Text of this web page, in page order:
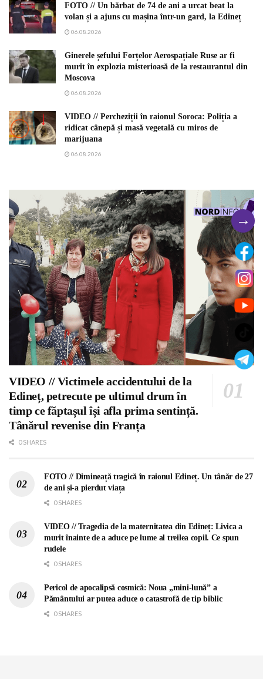
FOTO // Un bărbat de 74 de ani a urcat beat la
volan și a ajuns cu mașina într-un gard, la Edineț
06.08.2026
Ginerele șefului Forțelor Aerospațiale Ruse ar fi
murit în explozia misterioasă de la restaurantul din
Moscova
06.08.2026
VIDEO // Percheziții în raionul Soroca: Poliția a
ridicat cânepă și masă vegetală cu miros de
marijuana
06.08.2026
VIDEO // Victimele accidentului de la
Edineț, petrecute pe ultimul drum în
timp ce făptașul își afla prima sentință.
Tânărul revenise din Franța
0 SHARES
FOTO // Dimineață tragică în raionul Edineț. Un tânăr de 27
de ani și-a pierdut viața
0 SHARES
VIDEO // Tragedia de la maternitatea din Edineț: Livica a
murit înainte de a aduce pe lume al treilea copil. Ce spun
rudele
0 SHARES
Pericol de apocalipsă cosmică: Noua „mini-lună” a
Pământului ar putea aduce o catastrofă de tip biblic
0 SHARES
→